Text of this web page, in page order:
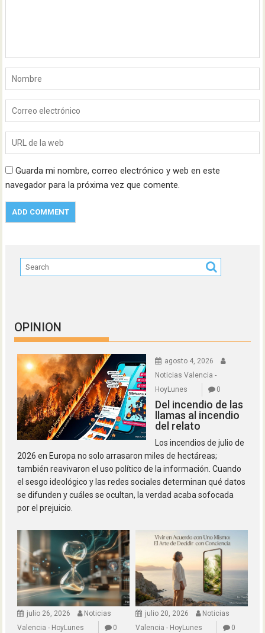
Guarda mi nombre, correo electrónico y web en este
navegador para la próxima vez que comente.
OPINION
agosto 4, 2026
Noticias Valencia -
HoyLunes
0
Del incendio de las
llamas al incendio
del relato
Los incendios de julio de
2026 en Europa no solo arrasaron miles de hectáreas;
también reavivaron el uso político de la información. Cuando
el sesgo ideológico y las redes sociales determinan qué datos
se difunden y cuáles se ocultan, la verdad acaba sofocada
por el prejuicio.
julio 26, 2026
Noticias
Valencia - HoyLunes
0
julio 20, 2026
Noticias
Valencia - HoyLunes
0